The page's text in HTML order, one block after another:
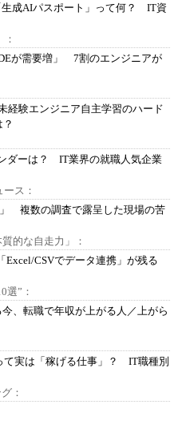
成AIパスポート」って何？ IT資
が需要増」 7割のエンジニアが
験エンジニア自主学習のハード
ダーは？ IT業界の就職人気企業
ス：
」 複数の調査で露呈した現場の苦
的な自走力」：
Excel/CSVでデータ連携」が残る
選”：
、転職で年収が上がる人／上がら
て実は「稼げる仕事」？ IT職種別
：